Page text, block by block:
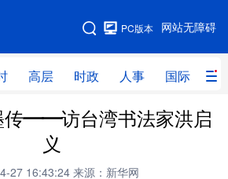
网站无障碍
PC版本
高层 时政 人事 国际 财
网站地图
高层 时政 人事
传——访台湾书法家洪启
义
27 16:43:24 来源：新华网